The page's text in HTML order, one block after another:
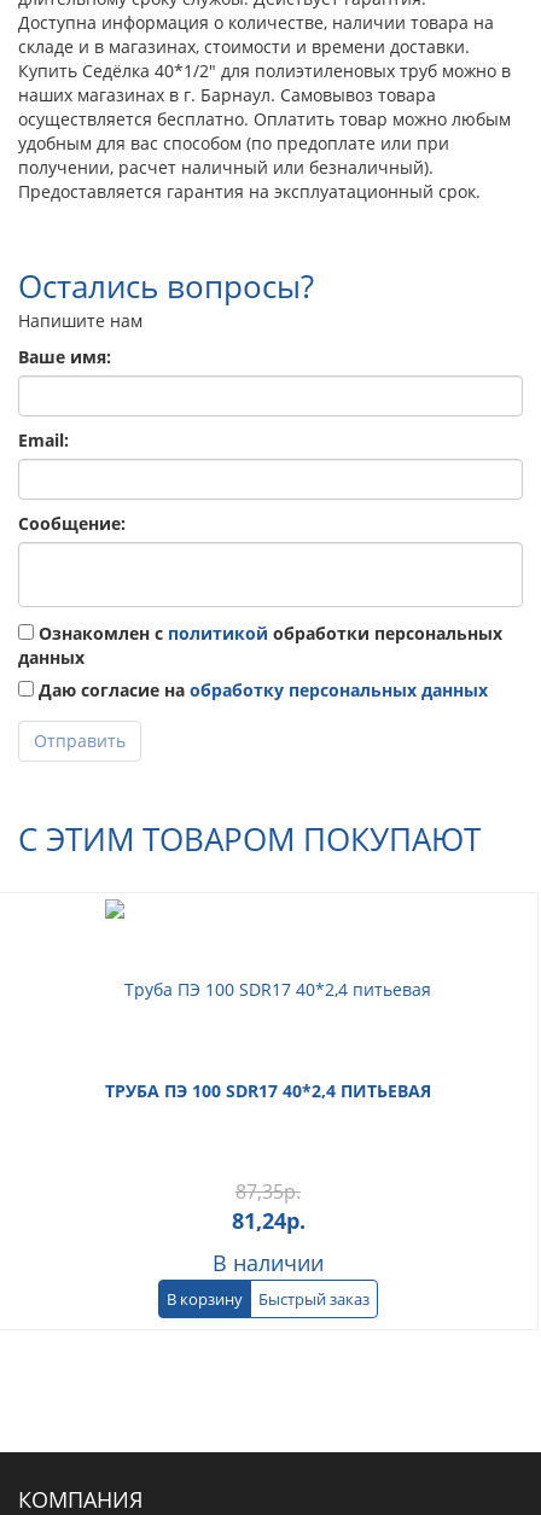
Доступна информация о количестве, наличии товара на
складе и в магазинах, стоимости и времени доставки.
Купить Седёлка 40*1/2" для полиэтиленовых труб можно в
наших магазинах в г. Барнаул. Самовывоз товара
осуществляется бесплатно. Оплатить товар можно любым
удобным для вас способом (по предоплате или при
получении, расчет наличный или безналичный).
Предоставляется гарантия на эксплуатационный срок.
Остались вопросы?
Напишите нам
Ваше имя:
Email:
Сообщение:
Ознакомлен с политикой обработки персональных
данных
Даю согласие на обработку персональных данных
Отправить
С ЭТИМ ТОВАРОМ ПОКУПАЮТ
ТРУБА ПЭ 100 SDR17 40*2,4 ПИТЬЕВАЯ
87,35р.
81,24р.
В наличии
В корзину Быстрый заказ
КОМПАНИЯ